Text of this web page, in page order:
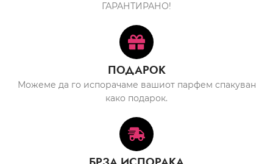
ГАРАНТИРАНО!
ПОДАРОК
Можеме да го испорачаме вашиот парфем спакуван
како подарок.